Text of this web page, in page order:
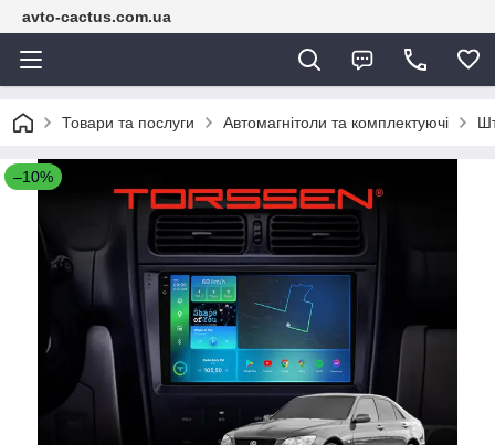
avto-cactus.com.ua
Товари та послуги Автомагнітоли та комплектуючі
–10%